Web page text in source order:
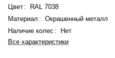
Цвет :
RAL 7038
Материал : Окрашенный металл
Наличие колес :
Нет
Все характеристики